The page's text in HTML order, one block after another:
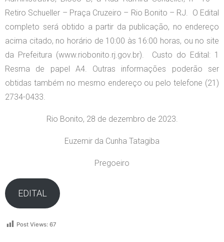
Retiro Schueller – Praça Cruzeiro – Rio Bonito – RJ. O Edital
completo será obtido a partir da publicação, no endereço
acima citado, no horário de 10:00 às 16:00 horas, ou no site
da Prefeitura (www.riobonito.rj.gov.br). Custo do Edital: 1
Resma de papel A4. Outras informações poderão ser
obtidas também no mesmo endereço ou pelo telefone (21)
2734-0433.
Rio Bonito, 28 de dezembro de 2023.
Euzemir da Cunha Tatagiba
Pregoeiro
EDITAL
Post Views: 67